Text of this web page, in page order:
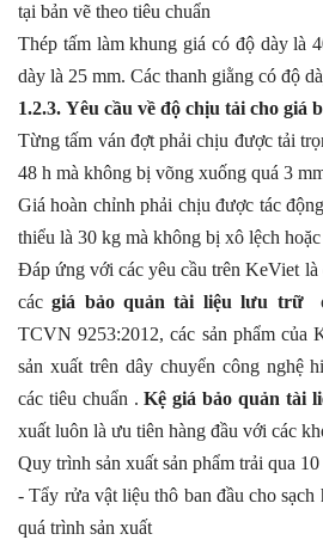
tại bản vẽ theo tiêu chuẩn
Thép tấm làm khung giá có độ dày là
dày là 25 mm. Các thanh giằng có độ
1.2.3. Yêu cầu về độ chịu tải cho giá
Từng tấm ván đợt phải chịu được tải
48 h mà không bị võng xuống quá 3
Giá hoàn chỉnh phải chịu được tác
thiểu là 30 kg mà không bị xô lệch
Đáp ứng với các yêu cầu trên KeViet là
cácgiá bảo quản tài liệu lưu trữ
TCVN 9253:2012, các sản phẩm của
sản xuất trên dây chuyển công nghệ
các tiêu chuẩn .Kệ giá bảo quản tài
xuất luôn là ưu tiên hàng đầu với các
Quy trình sản xuất sản phẩm trải qua
- Tẩy rửa vật liệu thô ban đầu cho sạch
quá trình sản xuất